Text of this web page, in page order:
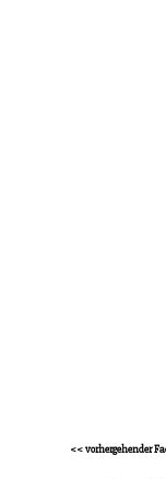
<< vorhergehender